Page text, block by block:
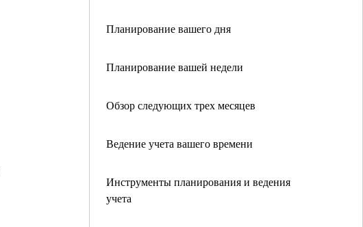
Планирование вашего дня
Планирование вашей недели
Обзор следующих трех месяцев
Ведение учета вашего времени
Инструменты планирования и ведения
учета